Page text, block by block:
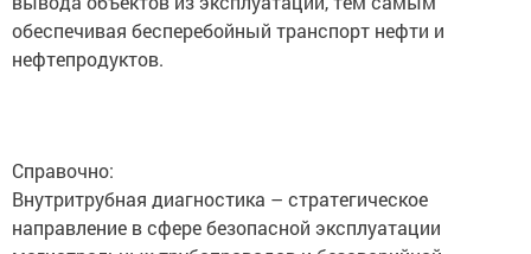
обеспечивая бесперебойный транспорт нефти и
нефтепродуктов.
Внутритрубная диагностика – стратегическое
направление в сфере безопасной эксплуатации
магистральных трубопроводов и безаварийной